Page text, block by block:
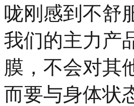
咙刚感到不舒
我们的主力产
膜，不会对其
而要与身体状